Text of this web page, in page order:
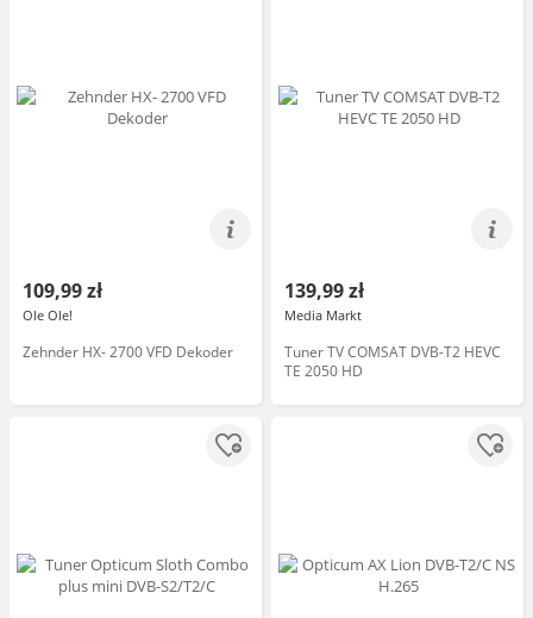
109,99 zł
Ole Ole!
Zehnder HX- 2700 VFD Dekoder
139,99 zł
Media Markt
Tuner TV COMSAT DVB-T2 HEVC
TE 2050 HD